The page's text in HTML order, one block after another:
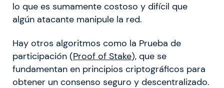
lo que es sumamente costoso y difícil que
algún atacante manipule la red.
Hay otros algoritmos como la Prueba de
participación (Proof of Stake), que se
fundamentan en principios criptográficos para
obtener un consenso seguro y descentralizado.